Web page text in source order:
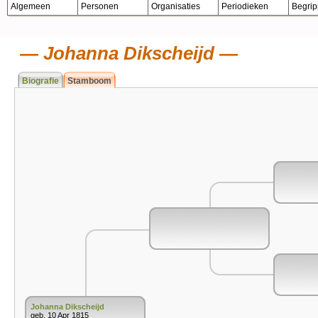
Algemeen Personen Organisaties Periodieken
Johanna Dikscheijd
Biografie Stamboom
Johanna Dikscheijd
geb. 10 Apr 1815